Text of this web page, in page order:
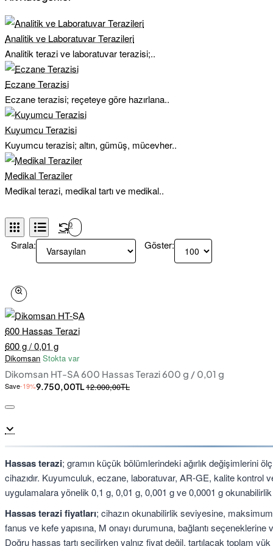
Analitik ve Laboratuvar Terazileri
Analitik terazi ve laboratuvar terazisi;..
Eczane Terazisi
Eczane terazisi; reçeteye göre hazırlana..
Kuyumcu Terazisi
Kuyumcu terazisi; altın, gümüş, mücevher..
Medikal Teraziler
Medikal terazi, medikal tartı ve medikal..
0
Sırala: Göster:
Dikomsan Stokta var
Dikomsan HT-SA 600 Hassas Terazi 600 g / 0,01 g
Save-19%9.750,00TL 12.000,00TL
Hassas terazi; gramın küçük bölümlerindeki ağırlık değişimlerini
cihazıdır. Kuyumculuk, eczane, laboratuvar, AR-GE, kalite kontrol
uygulamalara yönelik 0,1 g, 0,01 g, 0,001 g ve 0,0001 g
Hassas terazi fiyatları; cihazın okunabilirlik seviyesine,
fanus ve kefe yapısına, M onayı durumuna, bağlantı seçeneklerine
Doğru hassas tartı seçilirken yalnız fiyat değil, tartılacak toplam